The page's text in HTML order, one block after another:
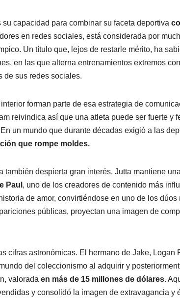
capacidad para combinar su faceta deportiva
en redes sociales, está considerada por
Un título que, lejos de restarle mérito, ha
en las que alterna entrenamientos extremos
de sus redes sociales.
forman parte de esa estrategia de
reivindica así que una atleta puede ser fuerte y
un mundo que durante décadas exigió a las
que rompe moldes.
también despierta gran interés. Jutta mantiene
Paul , uno de los creadores de contenido más
de amor, convirtiéndose en uno de los
públicas, proyectan una imagen de
cifras astronómicas. El hermano de Jake, Logan
del coleccionismo al adquirir y
valorada en más de 15 millones de dólares.
y consolidó la imagen de extravagancia y